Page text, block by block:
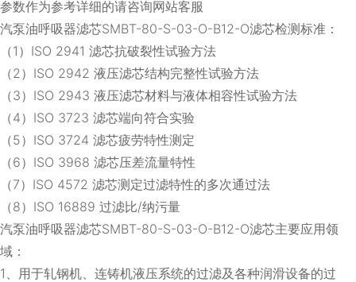
参数作为参考详细的请咨询网站客服
汽泵油呼吸器滤芯SMBT-80-S-03-O-B12-O滤芯检测标准：
（1）ISO 2941 滤芯抗破裂性试验方法
（2）ISO 2942 液压滤芯结构完整性试验方法
（3）ISO 2943 液压滤芯材料与液体相容性试验方法
（4）ISO 3723 滤芯端向符合实验
（5）ISO 3724 滤芯疲劳特性测定
（6）ISO 3968 滤芯压差流量特性
（7）ISO 4572 滤芯测定过滤特性的多次通过法
（8）ISO 16889 过滤比/纳污量
汽泵油呼吸器滤芯SMBT-80-S-03-O-B12-O滤芯主要应用领
域：
1、用于轧钢机、连铸机液压系统的过滤及各种润滑设备的过